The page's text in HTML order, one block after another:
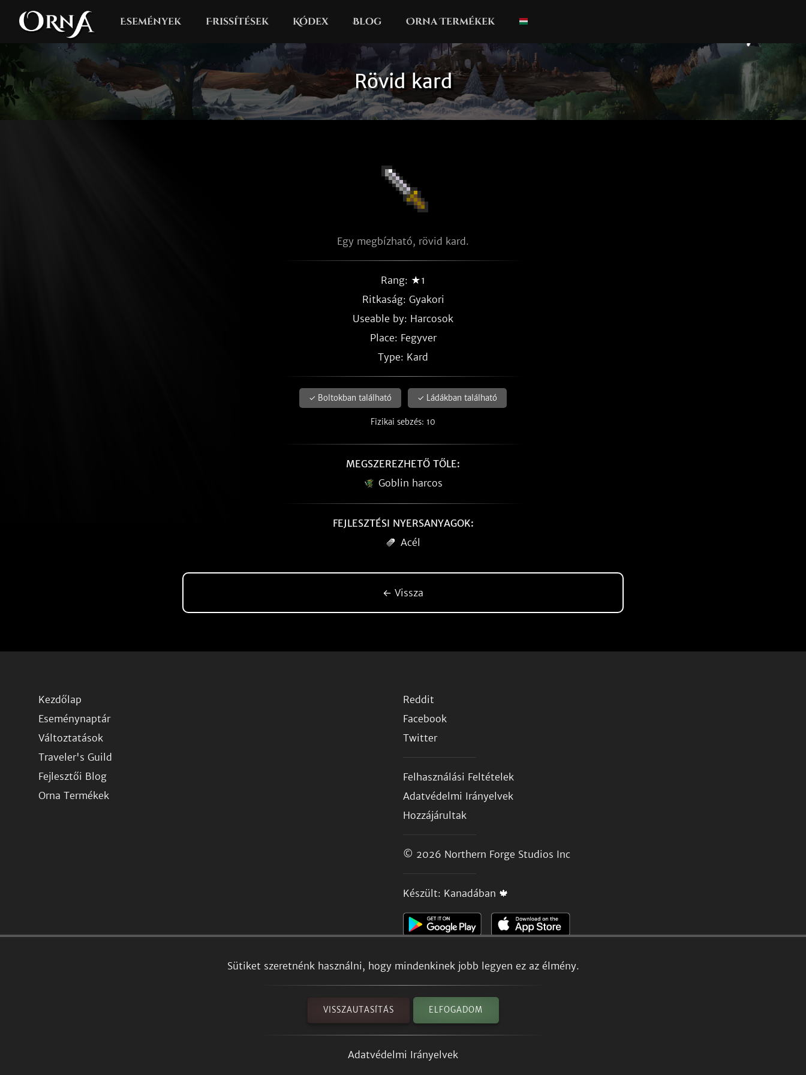
Események Frissítések Kódex Blog Orna Termékek
Rövid kard
Sütiket szeretnénk használni, hogy mindenkinek jobb legyen ez az élmény.
VISSZAUTASÍTÁS ELFOGADOM
Adatvédelmi Irányelvek
Egy megbízható, rövid kard.
Rang: ★1
Ritkaság: Gyakori
Useable by: Harcosok
Place: Fegyver
Type: Kard
✓ Boltokban található ✓ Ládákban található
Fizikai sebzés: 10
MEGSZEREZHETŐ TŐLE:
Goblin harcos
FEJLESZTÉSI NYERSANYAGOK:
Acél
← Vissza
Kezdőlap
Eseménynaptár
Változtatások
Traveler's Guild
Fejlesztői Blog
Orna Termékek
Reddit
Facebook
Twitter
Felhasználási Feltételek
Adatvédelmi Irányelvek
Hozzájárultak
© 2026 Northern Forge Studios Inc
Készült: Kanadában 🍁